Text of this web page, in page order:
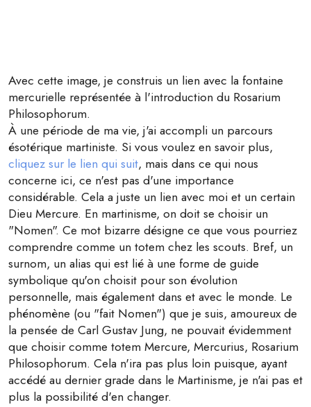
Avec cette image, je construis un lien avec la fontaine
mercurielle représentée à l'introduction du Rosarium
Philosophorum.
À une période de ma vie, j'ai accompli un parcours
ésotérique martiniste. Si vous voulez en savoir plus,
cliquez sur le lien qui suit, mais dans ce qui nous
concerne ici, ce n'est pas d'une importance
considérable. Cela a juste un lien avec moi et un certain
Dieu Mercure. En martinisme, on doit se choisir un
"Nomen". Ce mot bizarre désigne ce que vous pourriez
comprendre comme un totem chez les scouts. Bref, un
surnom, un alias qui est lié à une forme de guide
symbolique qu'on choisit pour son évolution
personnelle, mais également dans et avec le monde. Le
phénomène (ou "fait Nomen") que je suis, amoureux de
la pensée de Carl Gustav Jung, ne pouvait évidemment
que choisir comme totem Mercure, Mercurius, Rosarium
Philosophorum. Cela n'ira pas plus loin puisque, ayant
accédé au dernier grade dans le Martinisme, je n'ai pas et
plus la possibilité d'en changer.